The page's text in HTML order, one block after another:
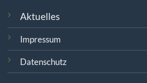
Aktuelles
Impressum
Datenschutz